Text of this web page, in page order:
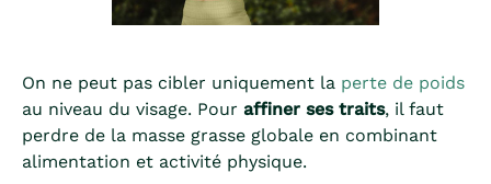
On ne peut pas cibler uniquement la perte de poids
au niveau du visage. Pour affiner ses traits, il faut
perdre de la masse grasse globale en combinant
alimentation et activité physique.